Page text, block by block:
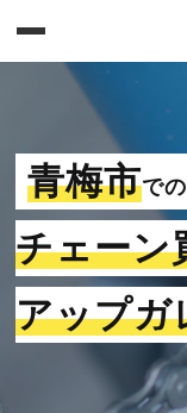
青梅市での
チェーン
アップガ